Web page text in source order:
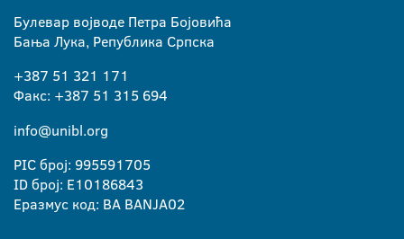
Булевар војводе Петра Бојовића
Бања Лука, Република Српска
+387 51 321 171
Факс: +387 51 315 694
info@unibl.org
PIC број: 995591705
ID број: E10186843
Еразмус код: BA BANJA02